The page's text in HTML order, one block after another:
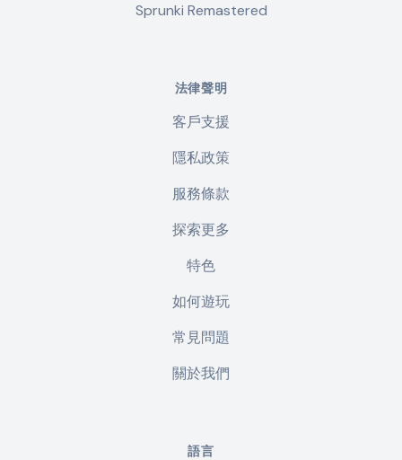
Sprunki Remastered
法律聲明
客戶支援
隱私政策
服務條款
探索更多
特色
如何遊玩
常見問題
關於我們
語言